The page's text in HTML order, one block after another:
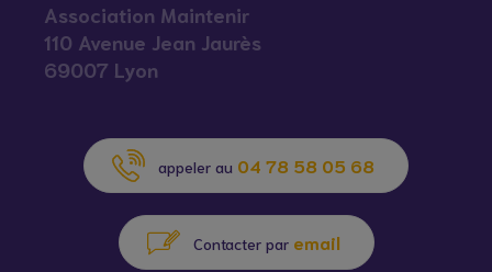
Association Maintenir
110 Avenue Jean Jaurès
69007 Lyon
appeler au 04 78 58 05 68
Contacter par email